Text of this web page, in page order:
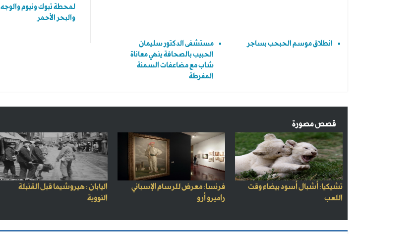
لمحطة تبوك ونيوم والوجه
والبحر الأحمر
انطلاق موسم الحبحب بساجر
مستشفى الدكتور سليمان
الحبيب بالصحافة ينهي معاناة
شاب مع مضاعفات السمنة
المفرطة
قصص مصورة
تشيكيا: أشبال أسود بيضاء وقت
اللعب
فرنسا: معرض للرسام الإسباني
راميرو أرو
اليابان : هيروشيما قبل القنبلة
النووية